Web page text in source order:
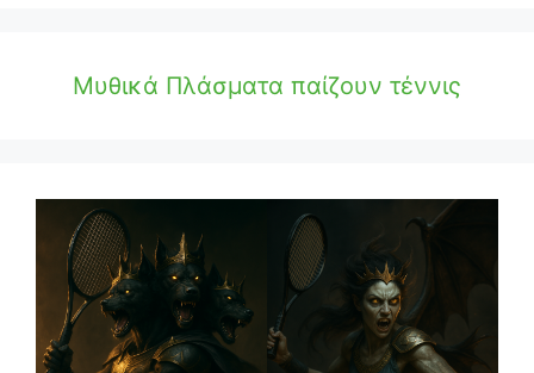
Μυθικά Πλάσματα παίζουν τέννις